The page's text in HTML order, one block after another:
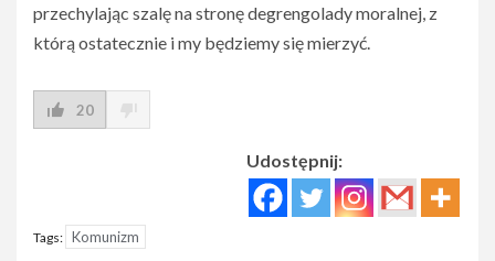
przechylając szalę na stronę degrengolady moralnej, z
którą ostatecznie i my będziemy się mierzyć.
20
Udostępnij:
Tags: Komunizm